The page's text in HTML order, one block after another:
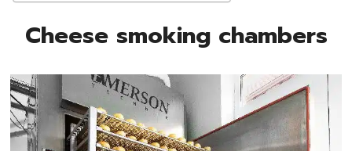
NEWS
US
Cheese smoking chambers